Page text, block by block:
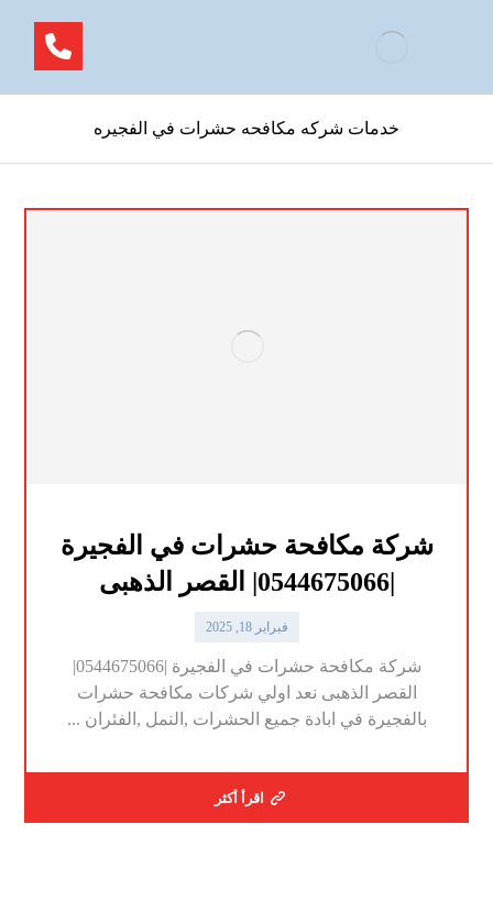
خدمات شركه مكافحه حشرات في الفجيره
شركة مكافحة حشرات في الفجيرة
|0544675066| القصر الذهبى
فبراير 18, 2025
القصر الذهبى نعد اولي شركات مكافحة حشرات
بالفجيرة في ابادة جميع الحشرات ,النمل ,الفئران ...
اقرأ أكثر